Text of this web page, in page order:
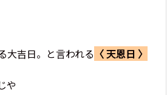
大吉日。と言われる 〈 天恩日 〉
や